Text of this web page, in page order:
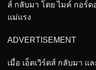
ส์ กลับมา โดย ไมค์ กอร์ด
แม่แรง
ADVERTISEMENT
เมื่อ เอ็ดเวิร์ดส์ กลับมา แ